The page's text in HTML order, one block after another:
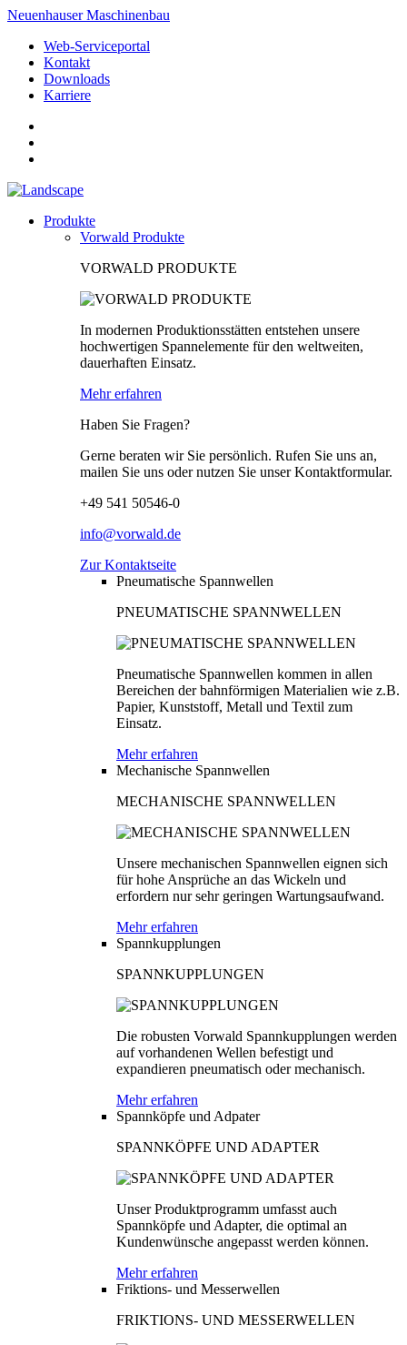
Neuenhauser Maschinenbau
Web-Serviceportal
Kontakt
Downloads
Karriere
Produkte
Vorwald Produkte
VORWALD PRODUKTE
In modernen Produktionsstätten entstehen unsere
hochwertigen Spannelemente für den weltweiten,
dauerhaften Einsatz.
Mehr erfahren
Haben Sie Fragen?
Gerne beraten wir Sie persönlich. Rufen Sie uns an,
mailen Sie uns oder nutzen Sie unser Kontaktformular.
+49 541 50546-0
info@vorwald.de
Zur Kontaktseite
Pneumatische Spannwellen
PNEUMATISCHE SPANNWELLEN
Pneumatische Spannwellen kommen in allen
Bereichen der bahnförmigen Materialien wie z.B.
Papier, Kunststoff, Metall und Textil zum
Einsatz.
Mehr erfahren
Mechanische Spannwellen
MECHANISCHE SPANNWELLEN
Unsere mechanischen Spannwellen eignen sich
für hohe Ansprüche an das Wickeln und
erfordern nur sehr geringen Wartungsaufwand.
Mehr erfahren
Spannkupplungen
SPANNKUPPLUNGEN
Die robusten Vorwald Spannkupplungen werden
auf vorhandenen Wellen befestigt und
expandieren pneumatisch oder mechanisch.
Mehr erfahren
Spannköpfe und Adpater
SPANNKÖPFE UND ADAPTER
Unser Produktprogramm umfasst auch
Spannköpfe und Adapter, die optimal an
Kundenwünsche angepasst werden können.
Mehr erfahren
Friktions- und Messerwellen
FRIKTIONS- UND MESSERWELLEN